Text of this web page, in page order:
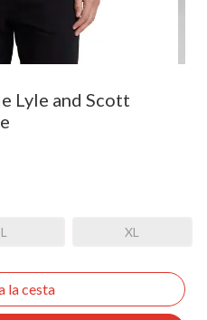
Lyle and Scott
L XL